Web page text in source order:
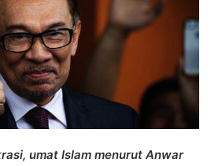
umat Islam menurut Anwar